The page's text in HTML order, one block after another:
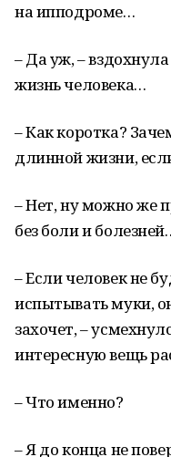
на ипподроме…
– Да уж, –
жизнь человека…
– Как коротка?
длинной жизни,
– Нет, ну можно же
без боли и
– Если человек не
испытывать муки,
захочет, –
интересную вещь
– Что именно?
– Я до конца не